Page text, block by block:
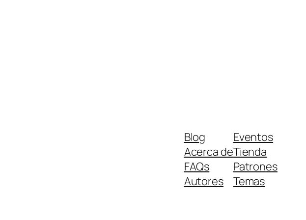
Blog
Acerca de
FAQs
Autores
Eventos
Tienda
Patrones
Temas